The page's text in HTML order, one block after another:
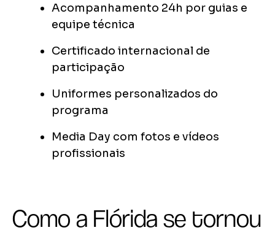
Acompanhamento 24h por guias e
equipe técnica
Certificado internacional de
participação
Uniformes personalizados do
programa
Media Day com fotos e vídeos
profissionais
Como a Flórida se tornou